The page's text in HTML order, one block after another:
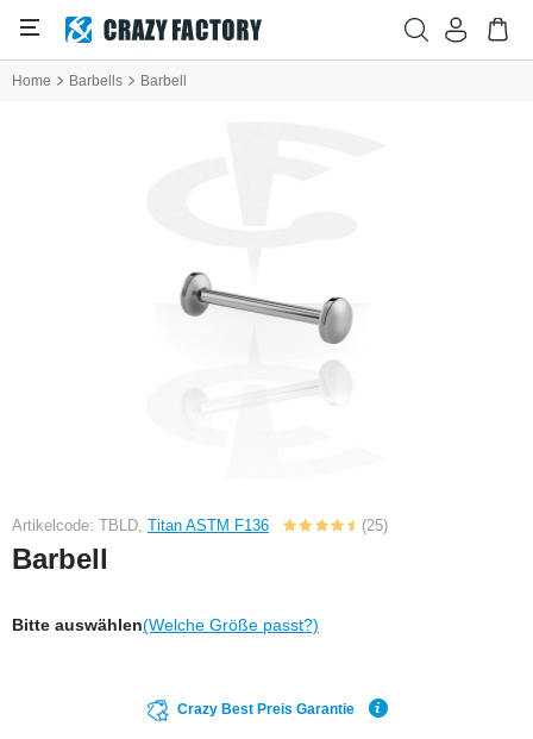
Home Barbells Barbell
Artikelcode: TBLD, Titan ASTM F136 (25)
Barbell
Bitte auswählen(Welche Größe passt?)
Crazy Best Preis Garantie